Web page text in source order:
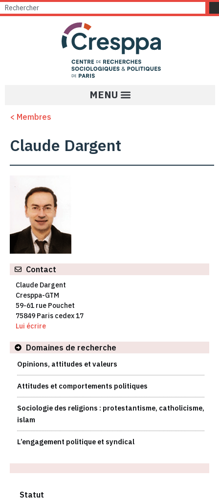
< Membres
Claude Dargent
Contact
Claude Dargent
Cresppa-GTM
59-61 rue Pouchet
75849 Paris cedex 17
Lui écrire
Domaines de recherche
Opinions, attitudes et valeurs
Attitudes et comportements politiques
Sociologie des religions : protestantisme, catholicisme,
islam
L’engagement politique et syndical
Statut